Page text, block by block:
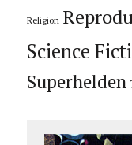
Religion
Science
Superhelden